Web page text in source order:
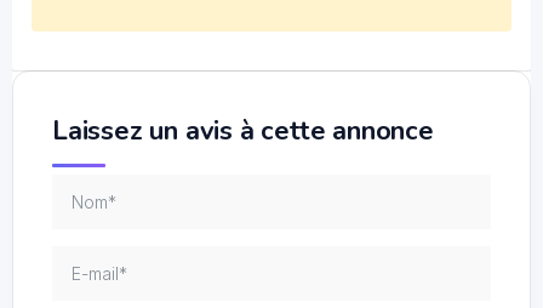
Laissez un avis à cette annonce